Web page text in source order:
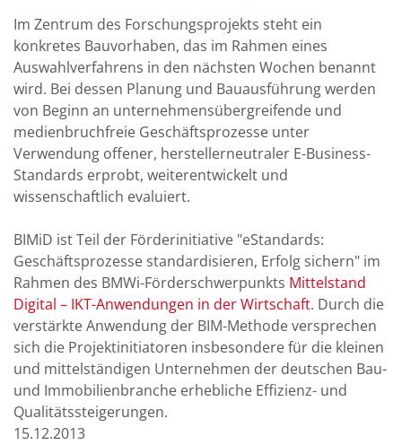
Im Zentrum des Forschungsprojekts steht ein
konkretes Bauvorhaben, das im Rahmen eines
Auswahlverfahrens in den nächsten Wochen benannt
wird. Bei dessen Planung und Bauausführung werden
von Beginn an unternehmensübergreifende und
medienbruchfreie Geschäftsprozesse unter
Verwendung offener, herstellerneutraler E-Business-
Standards erprobt, weiterentwickelt und
wissenschaftlich evaluiert.
BIMiD ist Teil der Förderinitiative "eStandards:
Geschäftsprozesse standardisieren, Erfolg sichern" im
Rahmen des BMWi-Förderschwerpunkts Mittelstand
Digital – IKT-Anwendungen in der Wirtschaft. Durch die
verstärkte Anwendung der BIM-Methode versprechen
sich die Projektinitiatoren insbesondere für die kleinen
und mittelständigen Unternehmen der deutschen Bau-
und Immobilienbranche erhebliche Effizienz- und
Qualitätssteigerungen.
15.12.2013